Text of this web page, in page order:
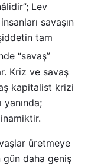
Lev
savaşın
tam
“savaş”
Kriz ve savaş
kapitalist krizi
yanında;
üretmeye
gün daha geniş